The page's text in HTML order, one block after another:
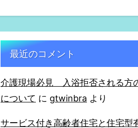
最近のコメント
介護現場必見 入浴拒否される方
について に gtwinbra より
サービス付き高齢者住宅と住宅型